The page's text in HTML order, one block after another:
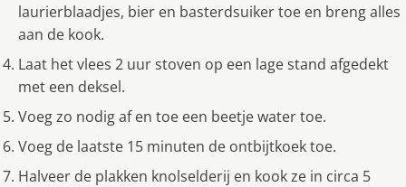
laurierblaadjes, bier en basterdsuiker toe en breng alles
aan de kook.
Laat het vlees 2 uur stoven op een lage stand afgedekt
met een deksel.
Voeg zo nodig af en toe een beetje water toe.
Voeg de laatste 15 minuten de ontbijtkoek toe.
Halveer de plakken knolselderij en kook ze in circa 5